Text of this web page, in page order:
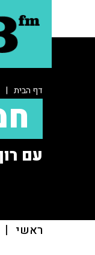
דף הבית |
עם
ראשי |